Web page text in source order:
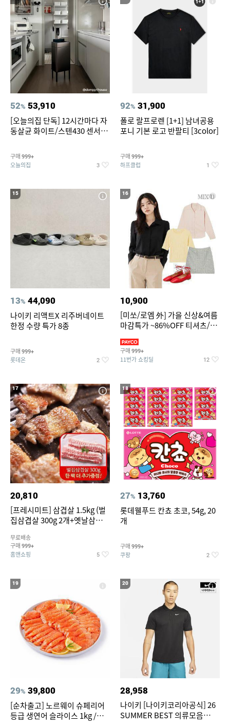
52% 53,910
[오늘의집 단독] 12시간마다 자
동살균 화이트/스텐430 센서휴
구매 999+
오늘의집 3
92% 31,900
폴로 랄프로렌 [1+1] 남녀공용
포니 기본 로고 반팔티 [3color]
구매 999+
하프클럽 1
15
13% 44,090
나이키 리액트X 리주버네이트
한정 수량 특가 8종
구매 999+
롯데온 2
16
10,900
[미쏘/로엠 外] 가을 신상&여름
마감특가 ~86%OFF 티셔츠/슬
구매 999+
11번가 쇼킹딜 12
17
20,810
[프레시미트] 삼겹살 1.5kg (벌
집삼겹살 300g 2개+옛날삼겹살
팩 추가증정)
무료배송
구매 999+
홈앤쇼핑 5
18
27% 13,760
롯데웰푸드 칸쵸 초코, 54g, 20
개
구매 999+
쿠팡 2
19
29% 39,800
[순차출고] 노르웨이 슈페리어
등급 생연어 슬라이스 1kg /
20
28,958
나이키 [나이키코리아공식] 26
SUMMER BEST 의류모음